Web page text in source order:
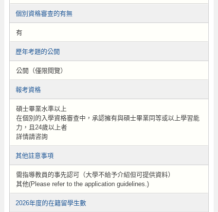
個別資格審查的有無
有
歷年考題的公開
公開（僅限閱覽）
報考資格
碩士畢業水準以上
在個別的入學資格審查中，承認擁有與碩士畢業同等或以上學習能
力，且24歲以上者
詳情請咨詢
其他註意事項
需指導教員的事先認可（大學不給予介紹但可提供資料）
其他(Please refer to the application guidelines.)
2026年度的在籍留學生數